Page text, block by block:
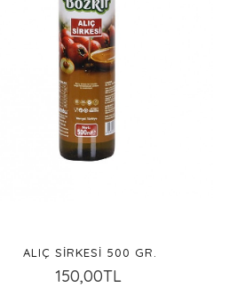
ALIÇ SIRKESI 500 GR.
150,00TL